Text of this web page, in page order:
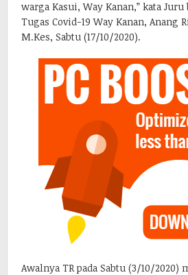
warga Kasui, Way Kanan,” kata
Tugas Covid-19 Way Kanan, Anang
M.Kes, Sabtu (17/10/2020).
Awalnya TR pada Sabtu (3/10/2020)